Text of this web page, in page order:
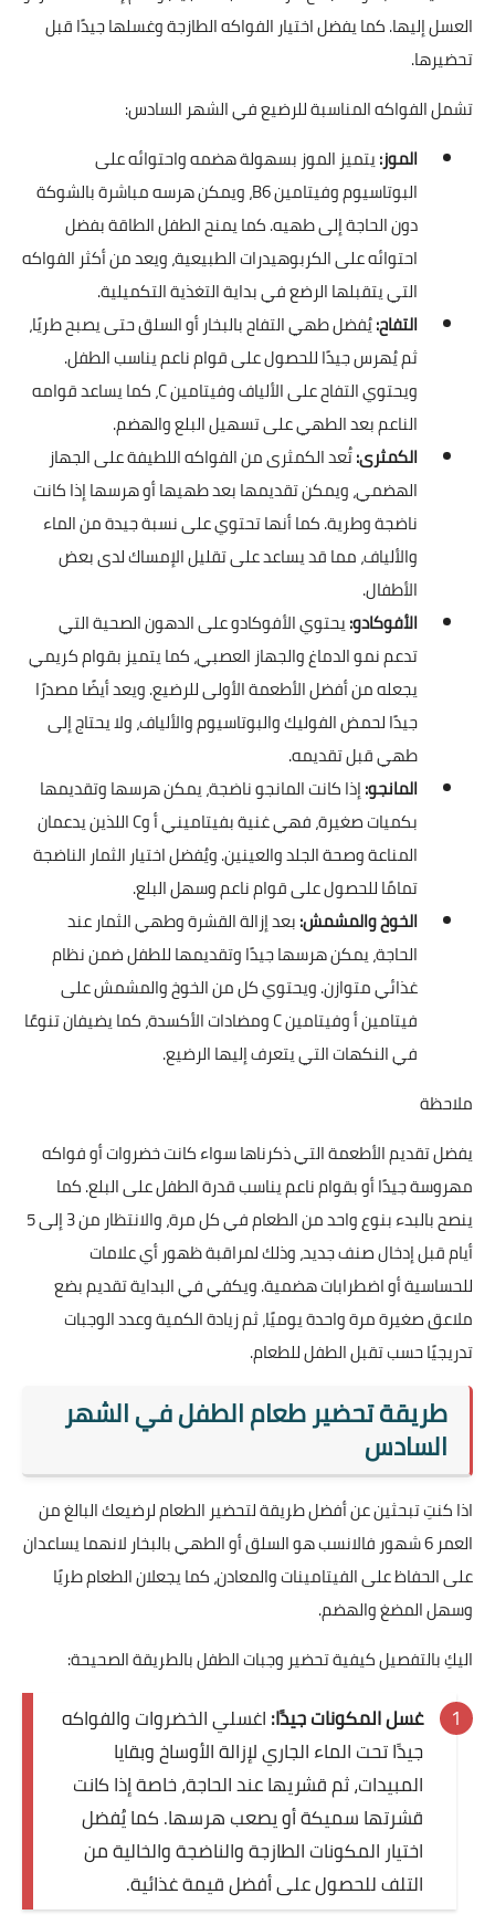
العسل إليها. كما يفضل اختيار الفواكه الطازجة وغسلها جيدًا قبل
تحضيرها.
تشمل الفواكه المناسبة للرضيع في الشهر السادس:
الموز:يتميز الموز بسهولة هضمه واحتوائه على
البوتاسيوم وفيتامين B6، ويمكن هرسه مباشرة بالشوكة
دون الحاجة إلى طهيه. كما يمنح الطفل الطاقة بفضل
احتوائه على الكربوهيدرات الطبيعية، ويعد من أكثر الفواكه
التي يتقبلها الرضع في بداية التغذية التكميلية.
التفاح:يُفضل طهي التفاح بالبخار أو السلق حتى يصبح طريًا،
ثم يُهرس جيدًا للحصول على قوام ناعم يناسب الطفل.
ويحتوي التفاح على الألياف وفيتامين C، كما يساعد قوامه
الناعم بعد الطهي على تسهيل البلع والهضم.
الكمثرى:تُعد الكمثرى من الفواكه اللطيفة على الجهاز
الهضمي، ويمكن تقديمها بعد طهيها أو هرسها إذا كانت
ناضجة وطرية. كما أنها تحتوي على نسبة جيدة من الماء
والألياف، مما قد يساعد على تقليل الإمساك لدى بعض
الأطفال.
الأفوكادو:يحتوي الأفوكادو على الدهون الصحية التي
تدعم نمو الدماغ والجهاز العصبي، كما يتميز بقوام كريمي
يجعله من أفضل الأطعمة الأولى للرضيع. ويعد أيضًا مصدرًا
جيدًا لحمض الفوليك والبوتاسيوم والألياف، ولا يحتاج إلى
طهي قبل تقديمه.
المانجو:إذا كانت المانجو ناضجة، يمكن هرسها وتقديمها
بكميات صغيرة، فهي غنية بفيتاميني أ وC اللذين يدعمان
المناعة وصحة الجلد والعينين. ويُفضل اختيار الثمار الناضجة
تمامًا للحصول على قوام ناعم وسهل البلع.
الخوخ والمشمش:بعد إزالة القشرة وطهي الثمار عند
الحاجة، يمكن هرسها جيدًا وتقديمها للطفل ضمن نظام
غذائي متوازن. ويحتوي كل من الخوخ والمشمش على
فيتامين أ وفيتامين C ومضادات الأكسدة، كما يضيفان تنوعًا
في النكهات التي يتعرف إليها الرضيع.
ملاحظة
يفضل تقديم الأطعمة التي ذكرناها سواء كانت خضروات أو فواكه
مهروسة جيدًا أو بقوام ناعم يناسب قدرة الطفل على البلع. كما
ينصح بالبدء بنوع واحد من الطعام في كل مرة، والانتظار من 3 إلى 5
أيام قبل إدخال صنف جديد، وذلك لمراقبة ظهور أي علامات
للحساسية أو اضطرابات هضمية. ويكفي في البداية تقديم بضع
ملاعق صغيرة مرة واحدة يوميًا، ثم زيادة الكمية وعدد الوجبات
تدريجيًا حسب تقبل الطفل للطعام.
طريقة تحضير طعام الطفل في الشهر
السادس
اذا كنتِ تبحثين عن أفضل طريقة لتحضير الطعام لرضيعك البالغ من
العمر 6 شهور فالانسب هو السلق أو الطهي بالبخار لانهما يساعدان
على الحفاظ على الفيتامينات والمعادن، كما يجعلان الطعام طريًا
وسهل المضغ والهضم.
اليكِ بالتفصيل كيفية تحضير وجبات الطفل بالطريقة الصحيحة:
غسل المكونات جيدًا:اغسلي الخضروات والفواكه
جيدًا تحت الماء الجاري لإزالة الأوساخ وبقايا
المبيدات، ثم قشريها عند الحاجة، خاصة إذا كانت
قشرتها سميكة أو يصعب هرسها. كما يُفضل
اختيار المكونات الطازجة والناضجة والخالية من
التلف للحصول على أفضل قيمة غذائية.